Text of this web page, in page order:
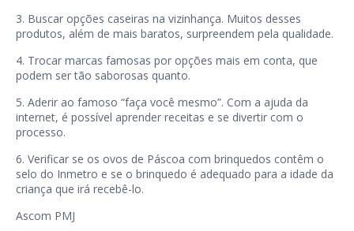
3. Buscar opções caseiras na vizinhança. Muitos desses
produtos, além de mais baratos, surpreendem pela qualidade.
4. Trocar marcas famosas por opções mais em conta, que
podem ser tão saborosas quanto.
5. Aderir ao famoso “faça você mesmo”. Com a ajuda da
internet, é possível aprender receitas e se divertir com o
processo.
6. Verificar se os ovos de Páscoa com brinquedos contêm o
selo do Inmetro e se o brinquedo é adequado para a idade da
criança que irá recebê-lo.
Ascom PMJ